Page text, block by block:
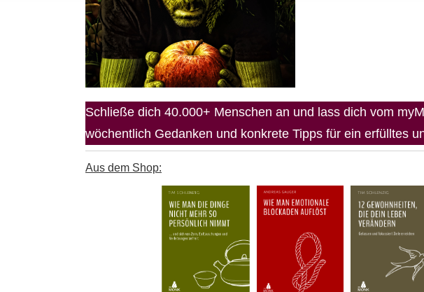
Schließe dich 40.000+ Menschen an und lass dich vom
wöchentlich Gedanken und konkrete Tipps für ein erfülltes
Aus dem Shop: